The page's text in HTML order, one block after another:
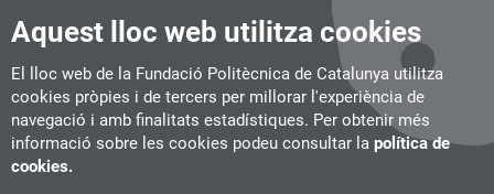
Aquest lloc web utilitza cookies
El lloc web de la Fundació Politècnica de Catalunya utilitza
cookies pròpies i de tercers per millorar l'experiència de
navegació i amb finalitats estadístiques. Per obtenir més
informació sobre les cookies podeu consultar la política de
cookies.